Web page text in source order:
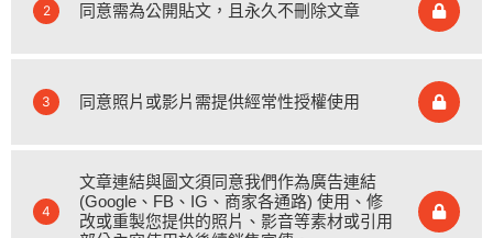
2 同意需為公開貼文，且永久不刪除文章
3 同意照片或影片需提供經常性授權使用
4
文章連結與圖文須同意我們作為廣告連結
(Google、FB、IG、商家各通路) 使用、修
改或重製您提供的照片、影音等素材或引用